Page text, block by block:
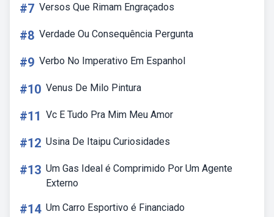
#7 Versos Que Rimam Engraçados
#8 Verdade Ou Consequência Pergunta
#9 Verbo No Imperativo Em Espanhol
#10 Venus De Milo Pintura
#11 Vc E Tudo Pra Mim Meu Amor
#12 Usina De Itaipu Curiosidades
#13 Um Gas Ideal é Comprimido Por Um Agente
Externo
#14 Um Carro Esportivo é Financiado